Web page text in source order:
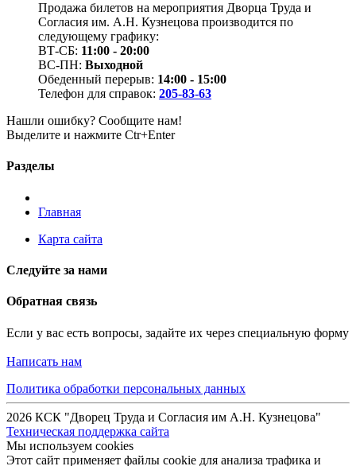
Продажа билетов на мероприятия Дворца Труда и
Согласия им. А.Н. Кузнецова производится по
следующему графику:
ВТ-СБ: 11:00 - 20:00
ВС-ПН: Выходной
Обеденный перерыв: 14:00 - 15:00
Телефон для справок: 205-83-63
Нашли ошибку? Сообщите нам!
Выделите и нажмите Ctr+Enter
Разделы
Главная
Карта сайта
Следуйте за нами
Обратная связь
Если у вас есть вопросы, задайте их через специальную форму
Написать нам
Политика обработки персональных данных
2026 КСК "Дворец Труда и Согласия им А.Н. Кузнецова"
Техническая поддержка сайта
Мы используем cookies
Этот сайт применяет файлы cookie для анализа трафика и